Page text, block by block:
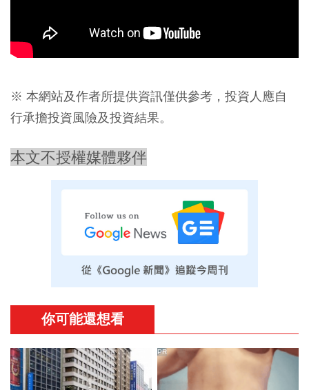
※ 本網站及作者所提供資訊僅供參考，投資人應自
行承擔投資風險及投資結果。
本文不授權媒體夥伴